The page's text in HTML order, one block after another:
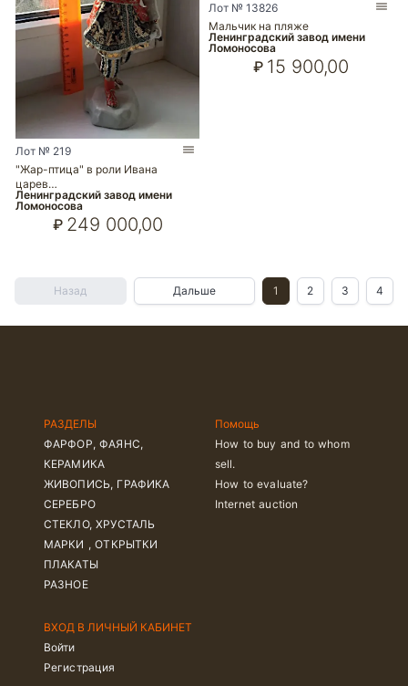
Лот № 219
"Жар-птица" в роли Ивана
царев…
Ленинградский завод имени
Ломоносова
₽ 249 000,00
Лот № 13826
Мальчик на пляже
Ленинградский завод имени
Ломоносова
₽ 15 900,00
Назад Дальше 1 2 3 4
РАЗДЕЛЫ
ФАРФОР, ФАЯНС,
КЕРАМИКА
ЖИВОПИСЬ, ГРАФИКА
СЕРЕБРО
СТЕКЛО, ХРУСТАЛЬ
МАРКИ , ОТКРЫТКИ
ПЛАКАТЫ
РАЗНОЕ
Помощь
How to buy and to whom
sell.
How to evaluate?
Internet auction
ВХОД В ЛИЧНЫЙ КАБИНЕТ
Войти
Регистрация